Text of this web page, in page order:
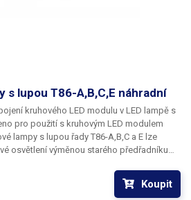
s lupou T86-A,B,C,E náhradní
kruhového LED modulu v LED lampě s
T86-A,B,C,E Určeno pro použití s kruhovým LED modulem
osvětlení výměnou starého předřadníku
Koupit